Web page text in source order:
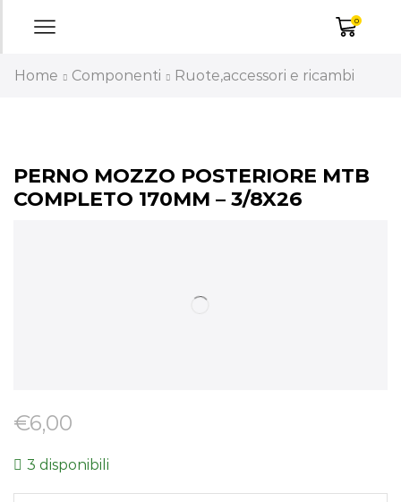
0
Home Componenti Ruote,accessori e ricambi
PERNO MOZZO POSTERIORE MTB
COMPLETO 170MM – 3/8X26
€6,00
3 disponibili